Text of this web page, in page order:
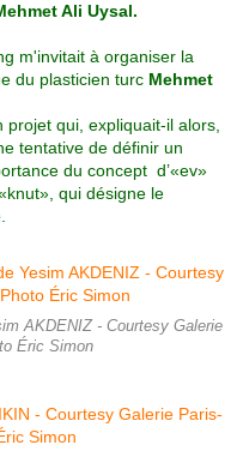
Ali Uysal.
m'invitait à organiser la
du plasticien turc Mehmet
projet qui, expliquait-il alors,
tentative de définir un
du concept d’«ev»
qui désigne le
AKDENIZ - Courtesy Galerie
Éric Simon